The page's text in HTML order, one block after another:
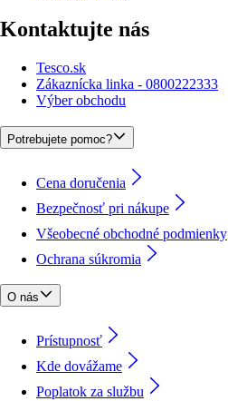
Kontaktujte nás
Tesco.sk
Zákaznícka linka - 0800222333
Výber obchodu
Potrebujete pomoc?
Cena doručenia
Bezpečnosť pri nákupe
Všeobecné obchodné podmienky
Ochrana súkromia
O nás
Prístupnosť
Kde dovážame
Poplatok za službu